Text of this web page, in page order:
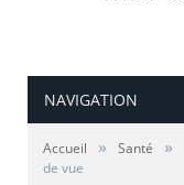
NAVIGATION
Accueil » Santé »
de vue